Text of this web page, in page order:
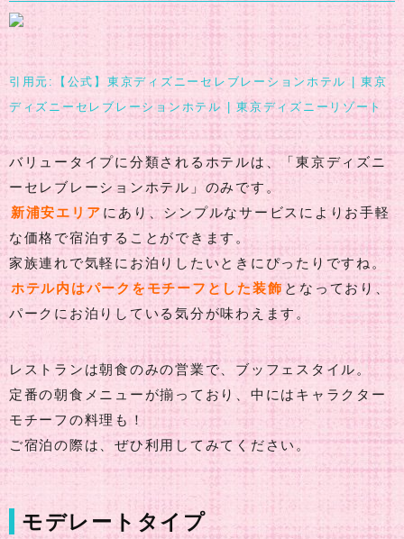
引用元:【公式】東京ディズニーセレブレーションホテル | 東京
ディズニーセレブレーションホテル | 東京ディズニーリゾート
バリュータイプに分類されるホテルは、「東京ディズニ
ーセレブレーションホテル」のみです。
新浦安エリア にあり、シンプルなサービスによりお手軽
な価格で宿泊することができます。
家族連れで気軽にお泊りしたいときにぴったりですね。
ホテル内はパークをモチーフとした装飾 となっており、
パークにお泊りしている気分が味わえます。
レストランは朝食のみの営業で、ブッフェスタイル。
定番の朝食メニューが揃っており、中にはキャラクター
モチーフの料理も！
ご宿泊の際は、ぜひ利用してみてください。
モデレートタイプ